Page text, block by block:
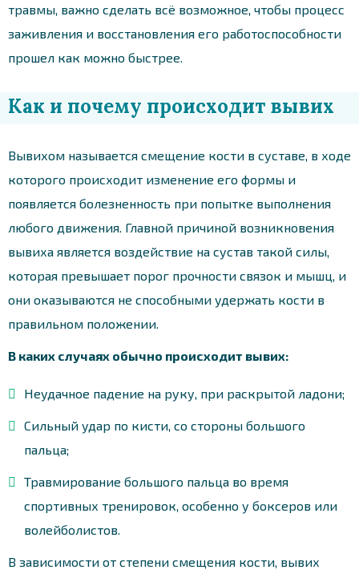
травмы, важно сделать всё возможное, чтобы процесс
заживления и восстановления его работоспособности
прошел как можно быстрее.
Как и почему происходит вывих
Вывихом называется смещение кости в суставе, в ходе
которого происходит изменение его формы и
появляется болезненность при попытке выполнения
любого движения. Главной причиной возникновения
вывиха является воздействие на сустав такой силы,
которая превышает порог прочности связок и мышц, и
они оказываются не способными удержать кости в
правильном положении.
В каких случаях обычно происходит вывих:
Неудачное падение на руку, при раскрытой ладони;
Сильный удар по кисти, со стороны большого
пальца;
Травмирование большого пальца во время
спортивных тренировок, особенно у боксеров или
волейболистов.
В зависимости от степени смещения кости, вывих